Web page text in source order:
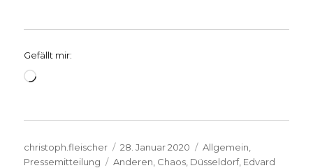
Gefällt mir:
Wird
Autor
christoph.fleischer
Veröffentlicht
am
28. Januar 2020 Kategorien
Allgemein
Pressemitteilung
Schlagwörter
Anderen Chaos Düsseldorf, Edvard